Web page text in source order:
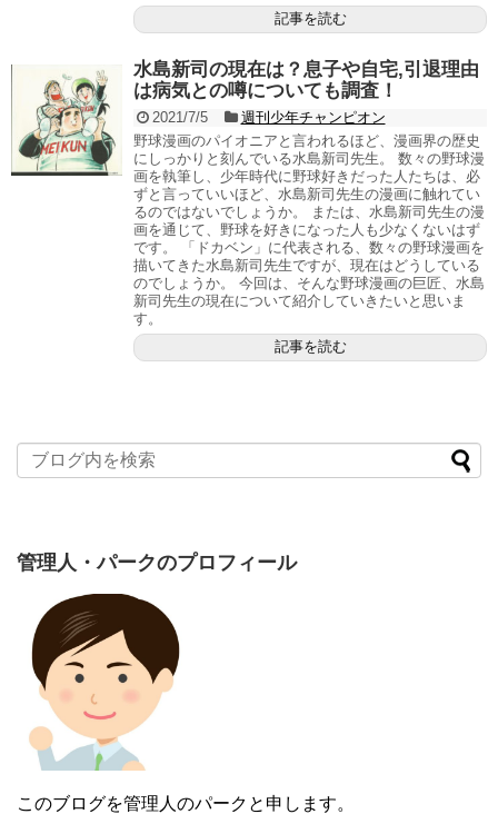
記事を読む
水島新司の現在は？息子や自宅,引退理由
は病気との噂についても調査！
2021/7/5
週刊少年チャンピオン
野球漫画のパイオニアと言われるほど、漫画界の歴史
にしっかりと刻んでいる水島新司先生。 数々の野球漫
画を執筆し、少年時代に野球好きだった人たちは、必
ずと言っていいほど、水島新司先生の漫画に触れてい
るのではないでしょうか。 または、水島新司先生の漫
画を通じて、野球を好きになった人も少なくないはず
です。 「ドカベン」に代表される、数々の野球漫画を
描いてきた水島新司先生ですが、現在はどうしている
のでしょうか。 今回は、そんな野球漫画の巨匠、水島
新司先生の現在について紹介していきたいと思いま
す。
記事を読む
管理人・パークのプロフィール
このブログを管理人のパークと申します。